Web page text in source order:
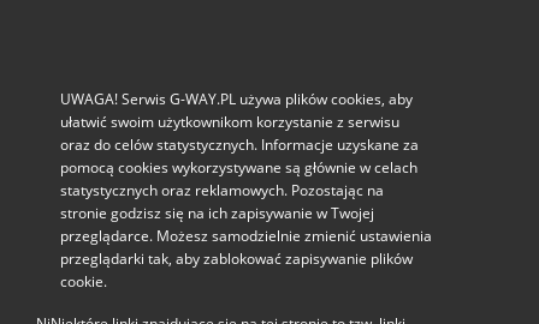
UWAGA! Serwis G-WAY.PL używa plików cookies, aby
ułatwić swoim użytkownikom korzystanie z serwisu
oraz do celów statystycznych. Informacje uzyskane za
pomocą cookies wykorzystywane są głównie w celach
statystycznych oraz reklamowych. Pozostając na
stronie godzisz się na ich zapisywanie w Twojej
przeglądarce. Możesz samodzielnie zmienić ustawienia
przeglądarki tak, aby zablokować zapisywanie plików
cookie.